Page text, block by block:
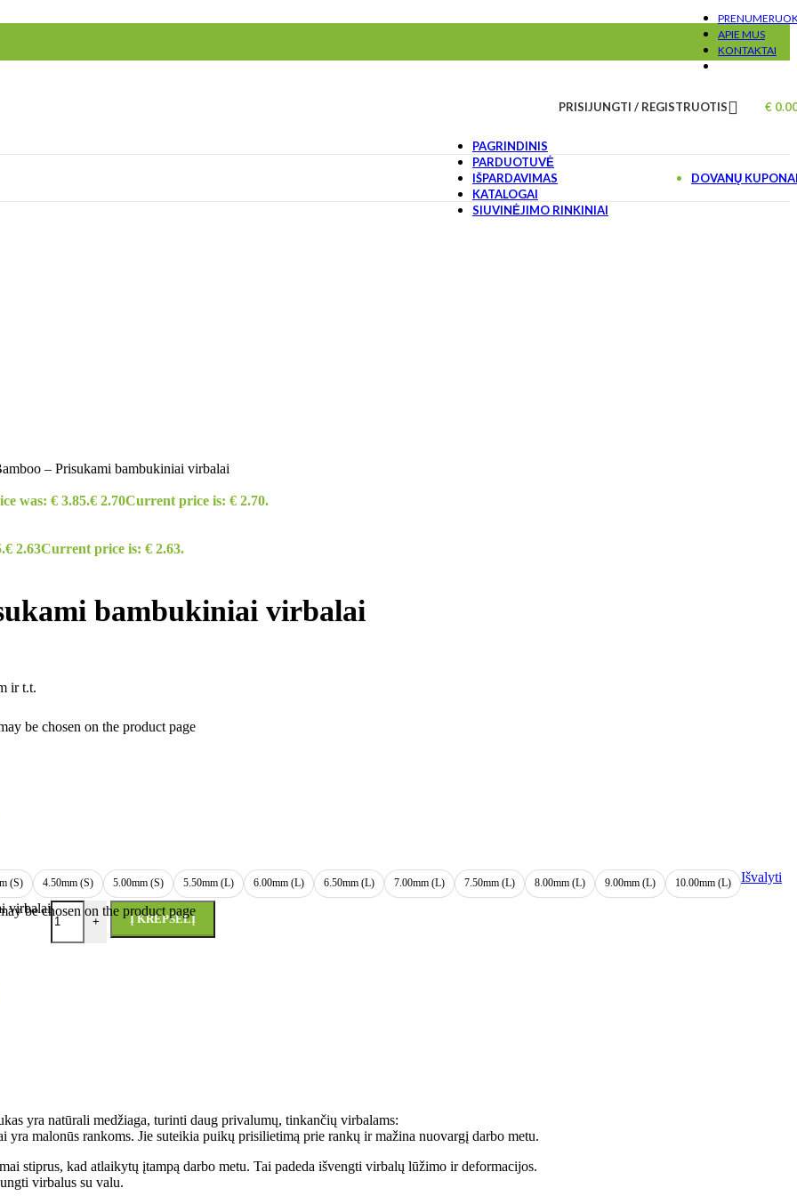
APIE MUS
KONTAKTAI
PRISIJUNGTI / REGISTRUOTIS €
be chosen on the product page
be chosen on the product page
PAGRINDINIS
PARDUOTUVĖ
IŠPARDAVIMAS
KATALOGAI
SIUVINĖJIMO RINKINIAI
DOVANŲ
– Prisukami bambukiniai virbalai
was: € 3.85.€ 2.70Current price is: € 2.70.
€ 2.63Current price is: € 2.63.
bambukiniai virbalai
ir t.t.
(S) 4.50mm (S) 5.00mm (S) 5.50mm (L) 6.00mm (L) 6.50mm (L) 7.00mm (L) 7.50mm (L) 8.00mm (L) 9.00mm (L) 10.00mm (L) Išvalyti
virbalai
+ Į KREPŠELĮ
yra natūrali medžiaga, turinti daug privalumų, tinkančių virbalams:
yra malonūs rankoms. Jie suteikia puikų prisilietimą prie rankų ir mažina nuovargį darbo metu.
stiprus, kad atlaikytų įtampą darbo metu. Tai padeda išvengti virbalų lūžimo ir deformacijos.
virbalus su valu.